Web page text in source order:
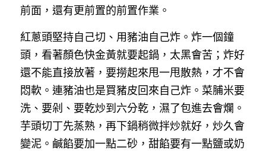
前面，還有更前置的前置作業。
紅蔥頭堅持自己切、用豬油自己炸。炸一個鐘
頭，看著顏色快金黃就要起鍋，太黑會苦；炸好
還不能直接放著，要撈起來甩一甩散熱，才不會
悶軟。連豬油也是買豬皮回來自己炸。菜脯米要
洗、要剁、要乾炒到六分乾，濕了包進去會爛。
芋頭切丁先蒸熟，再下鍋稍微拌炒就好，炒久會
變泥。鹹餡要加一點二砂，甜餡要有一點鹽或奶